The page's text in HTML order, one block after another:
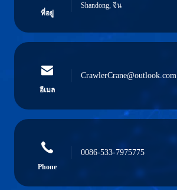
ที่อยู่
Shandong, จีน
อีเมล
CrawlerCrane@outlook.com
Phone
0086-533-7975775